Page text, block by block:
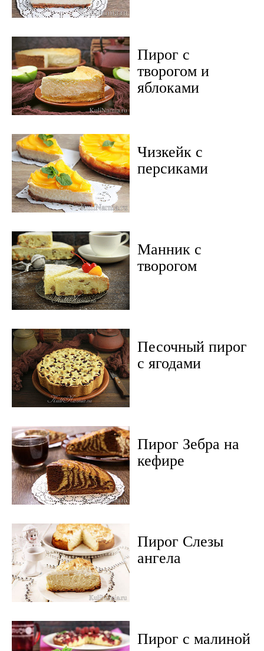
Пирог с
творогом и
яблоками
Чизкейк с
персиками
Манник с
творогом
Песочный пирог
с ягодами
Пирог Зебра на
кефире
Пирог Слезы
ангела
Пирог с малиной